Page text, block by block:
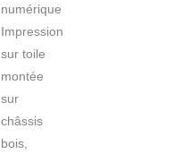
numérique
Impression
sur toile
montée
sur
châssis
bois,